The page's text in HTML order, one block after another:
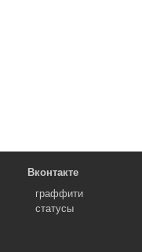
Вконтакте
граффити
статусы